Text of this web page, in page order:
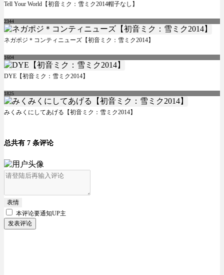
Tell Your World【初音ミク：雪ミク2014帽子なし】
2344
ネガポジ＊コンティニューズ【初音ミク：雪ミク2014】
1604
DYE【初音ミク：雪ミク2014】
1825
みくみくにしてあげる【初音ミク：雪ミク2014】
总共有 7 条评论
表情
本评论要通知UP主
发表评论